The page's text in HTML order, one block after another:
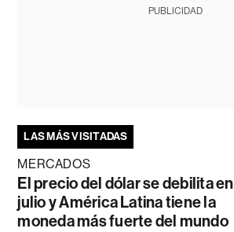
PUBLICIDAD
LAS MÁS VISITADAS
MERCADOS
El precio del dólar se debilita en
julio y América Latina tiene la
moneda más fuerte del mundo